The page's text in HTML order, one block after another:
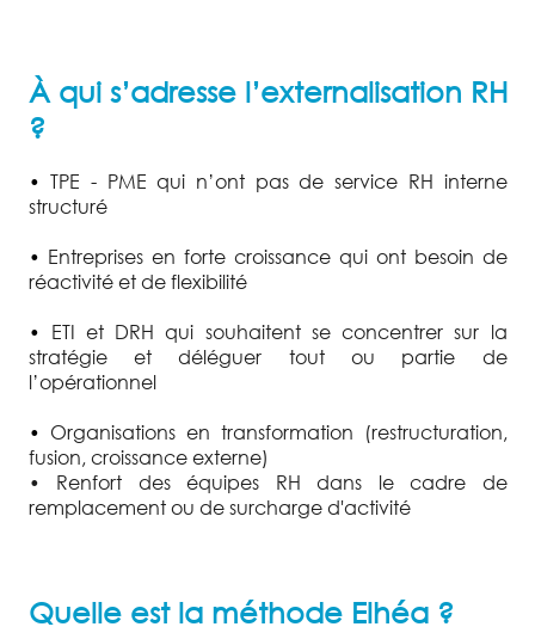
À qui s’adresse l’externalisation RH
?
• TPE - PME qui n’ont pas de service RH interne
structuré
• Entreprises en forte croissance qui ont besoin de
réactivité et de flexibilité
• ETI et DRH qui souhaitent se concentrer sur la
stratégie et déléguer tout ou partie de
l’opérationnel
• Organisations en transformation (restructuration,
fusion, croissance externe)
• Renfort des équipes RH dans le cadre de
remplacement ou de surcharge d'activité
Quelle est la méthode Elhéa ?